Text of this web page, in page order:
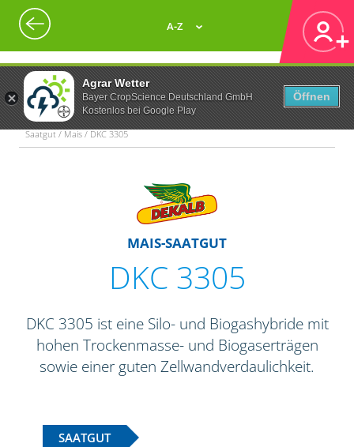
Agrar Wetter
Bayer CropScience Deutschland GmbH
Kostenlos bei Google Play
Öffnen
A-Z
Saatgut / Mais / DKC 3305
MAIS-SAATGUT
DKC 3305
DKC 3305 ist eine Silo- und Biogashybride mit
hohen Trockenmasse- und Biogaserträgen
sowie einer guten Zellwandverdaulichkeit.
SAATGUT